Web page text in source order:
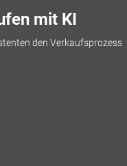
mit KI
den Verkaufsprozess